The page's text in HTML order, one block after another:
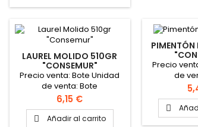
LAUREL MOLIDO 510GR
"CONSEMUR"
Precio venta: Bote Unidad
de venta: Bote
Precio
6,15 €
 Añadir al carrito
PIMENTÓN
Precio
de
